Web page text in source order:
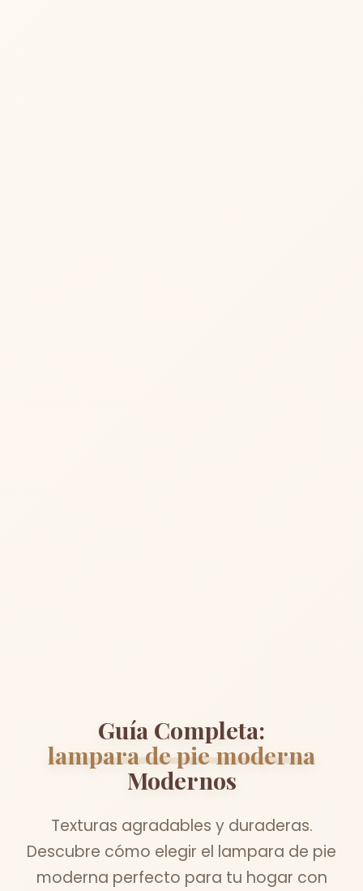
Guía Completa:
lampara de pie moderna
Modernos
Texturas agradables y duraderas.
Descubre cómo elegir el lampara de pie
moderna perfecto para tu hogar con